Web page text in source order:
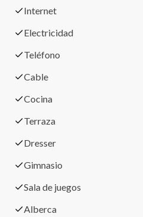
Internet
Electricidad
Teléfono
Cable
Cocina
Terraza
Dresser
Gimnasio
Sala de juegos
Alberca